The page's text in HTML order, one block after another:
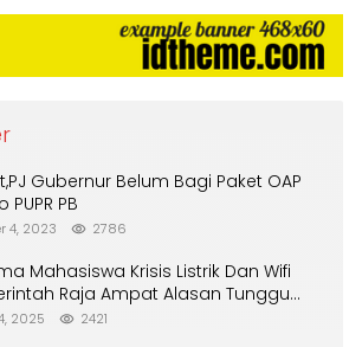
Gubernur Belum Bagi Paket OAP
PUPR PB
4, 2023 2786
Mahasiswa Krisis Listrik Dan Wifi
Raja Ampat Alasan Tunggu
2025 2421